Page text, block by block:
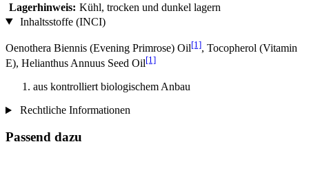
Lagerhinweis: Kühl, trocken und dunkel lagern
Inhaltsstoffe (INCI)
Oenothera Biennis (Evening Primrose) Oil[1], Tocopherol (Vitamin
E), Helianthus Annuus Seed Oil[1]
aus kontrolliert biologischem Anbau
Rechtliche Informationen
Passend dazu